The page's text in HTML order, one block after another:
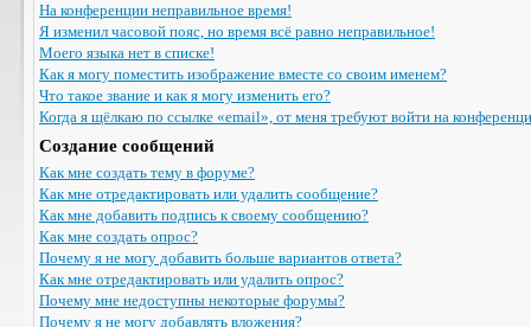
На конференции неправильное время!
Я изменил часовой пояс, но время всё равно неправильное!
Моего языка нет в списке!
Как я могу поместить изображение вместе со своим именем?
Что такое звание и как я могу изменить его?
Когда я щёлкаю по ссылке «email», от меня требуют войти на
Создание сообщений
Как мне создать тему в форуме?
Как мне отредактировать или удалить сообщение?
Как мне добавить подпись к своему сообщению?
Как мне создать опрос?
Почему я не могу добавить больше вариантов ответа?
Как мне отредактировать или удалить опрос?
Почему мне недоступны некоторые форумы?
Почему я не могу добавлять вложения?